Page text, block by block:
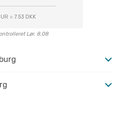
= 7.53 DKK
Lør. 8.08